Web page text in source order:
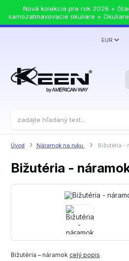
Nová kolekcia pre rok 2026 +
samozatmavovacie okuliare +
EUR
Úvod Náramok na ruku Bižutéria -
Bižutéria -
Bižutéria – náramok celý popis